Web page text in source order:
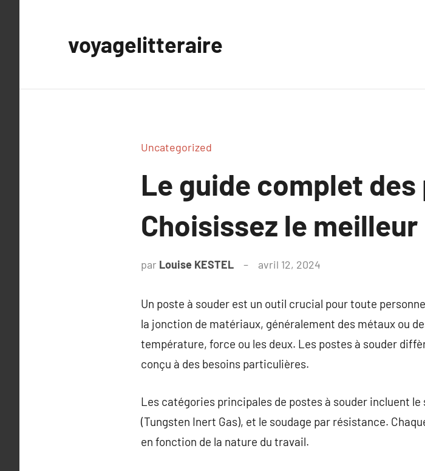
voyagelitteraire
Uncategorized
Le guide complet
Choisissez le
par Louise KESTEL avril 12, 2024
Un poste à souder est un outil crucial pour toute
la jonction de matériaux, généralement des métaux ou
température, force ou les deux. Les postes à souder
conçu à des besoins particulières.
Les catégories principales de postes à souder incluent le
(Tungsten Inert Gas), et le soudage par résistance.
en fonction de la nature du travail.